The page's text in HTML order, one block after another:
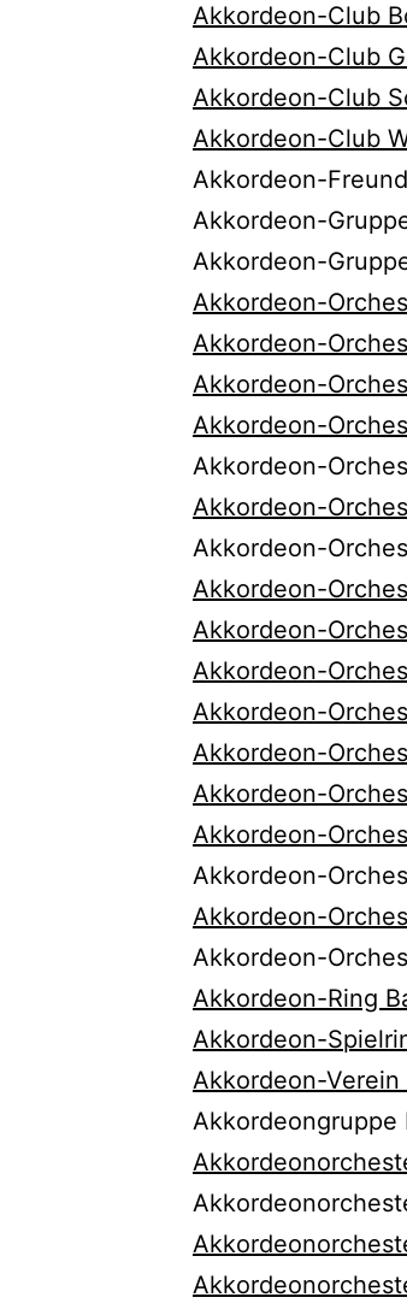
Akkordeon-Club
Akkordeon-Club
Akkordeon-Club
Akkordeon-Club
Akkordeon-
Akkordeon-
Akkordeon-
Akkordeon-
Akkordeon-
Akkordeon-
Akkordeon-
Akkordeon-
Akkordeon-
Akkordeon-
Akkordeon-
Akkordeon-
Akkordeon-
Akkordeon-
Akkordeon-
Akkordeon-
Akkordeon-
Akkordeon-
Akkordeon-
Akkordeon-
Akkordeon-Ring
Akkordeon-
Akkordeon-Verein
Akkordeongruppe